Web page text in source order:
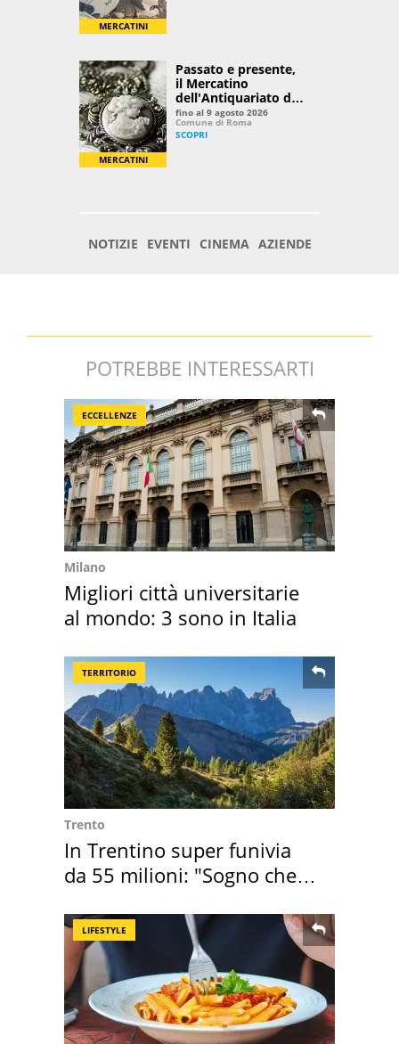
POTREBBE INTERESSARTI
ECCELLENZE
Milano
Migliori città universitarie
al mondo: 3 sono in Italia
TERRITORIO
Trento
In Trentino super funivia
da 55 milioni: "Sogno che si
LIFESTYLE